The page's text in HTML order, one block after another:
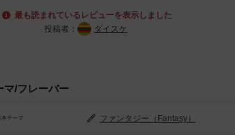
最も読まれているレビューを表示しました
投稿者：
ダイスケ
マ/フレーバー
本テーマ ファンタジー（Fantasy）